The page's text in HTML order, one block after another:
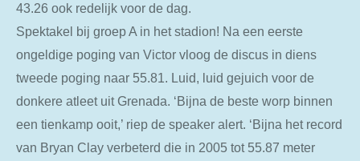
43.26 ook redelijk voor de dag.
Spektakel bij groep A in het stadion! Na een eerste
ongeldige poging van Victor vloog de discus in diens
tweede poging naar 55.81. Luid, luid gejuich voor de
donkere atleet uit Grenada. ‘Bijna de beste worp binnen
een tienkamp ooit,’ riep de speaker alert. ‘Bijna het record
van Bryan Clay verbeterd die in 2005 tot 55.87 meter